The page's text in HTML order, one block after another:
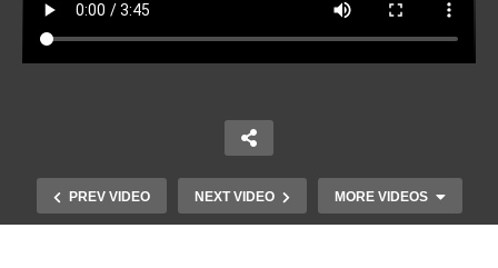
PREV VIDEO NEXT VIDEO MORE VIDEOS